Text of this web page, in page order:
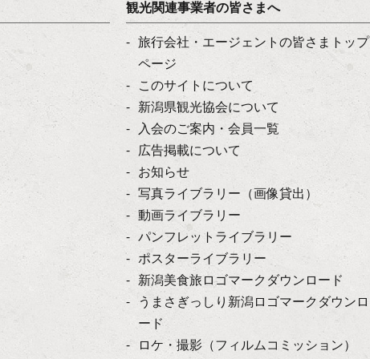
観光関連事業者の皆さまへ
旅行会社・エージェントの皆さまトップ
ページ
このサイトについて
新潟県観光協会について
入会のご案内・会員一覧
広告掲載について
お知らせ
写真ライブラリー（画像貸出）
動画ライブラリー
パンフレットライブラリー
ポスターライブラリー
新潟美食旅ロゴマークダウンロード
うまさぎっしり新潟ロゴマークダウンロ
ード
ロケ・撮影（フィルムコミッション）